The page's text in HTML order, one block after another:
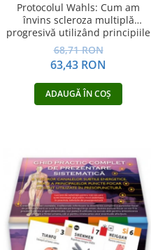
Protocolul Wahls: Cum am
învins scleroza multiplă
progresivă utilizând principiile
Paleo şi medicina funcţională
68,71 RON
63,43 RON
ADAUGĂ ÎN COȘ